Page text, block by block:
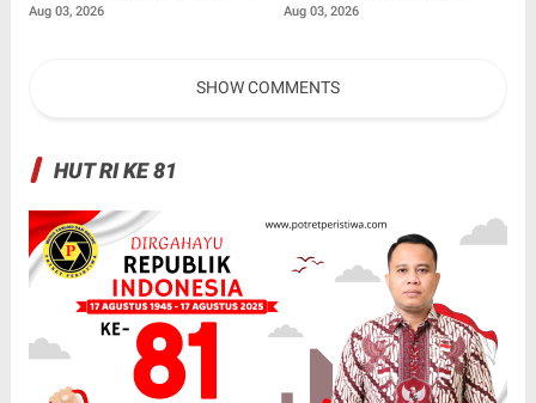
129 Kebut Penyelesaian
Aug 03, 2026
0102/Pidie Lembur Pasang
Aug 03, 2026
SHOW COMMENTS
HUT RI KE 81